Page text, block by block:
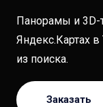
Панорамы и 3D-
Яндекс.Картах
из поиска.
Заказать